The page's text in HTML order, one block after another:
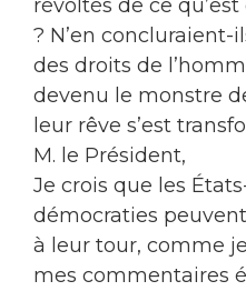
révoltés de ce
? N’en concluraient-
des droits de
devenu le monstre
leur rêve s’est
M. le Président,
Je crois que les
démocraties
à leur tour, comme
mes commentaires